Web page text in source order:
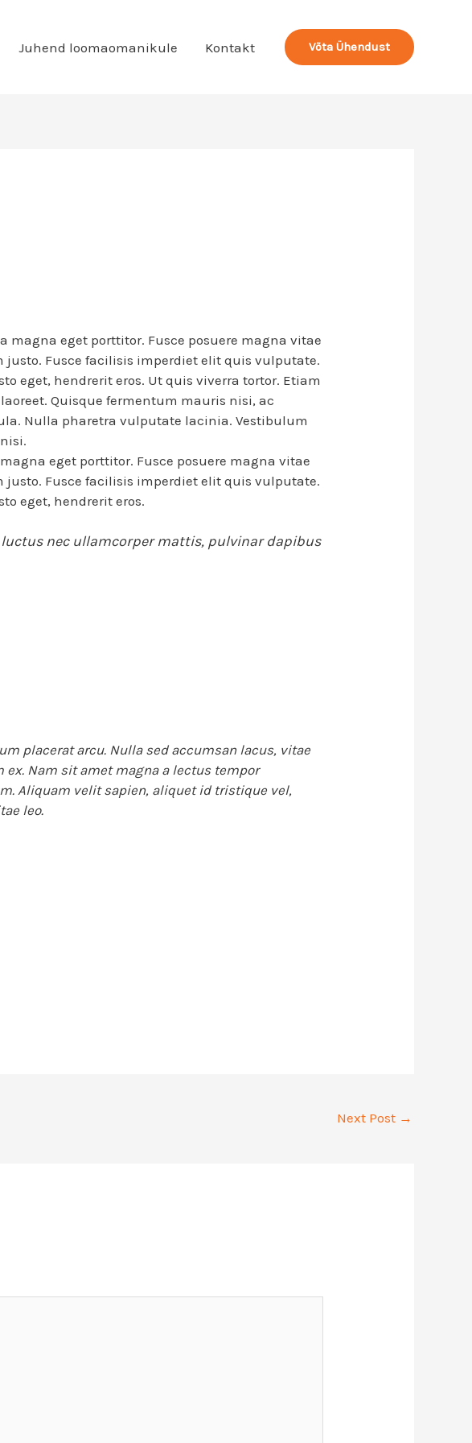
Juhend loomaomanikule Kontakt Võta Ühendust
eget porttitor. Fusce posuere magna vitae
Fusce facilisis imperdiet elit quis vulputate.
eget, hendrerit eros. Ut quis viverra tortor. Etiam
Quisque fermentum mauris nisi, ac
Nulla pharetra vulputate lacinia. Vestibulum
eget porttitor. Fusce posuere magna vitae
Fusce facilisis imperdiet elit quis vulputate.
eget, hendrerit eros.
nec ullamcorper mattis, pulvinar dapibus
placerat arcu. Nulla sed accumsan lacus, vitae
ex. Nam sit amet magna a lectus tempor
Aliquam velit sapien, aliquet id tristique vel,
leo.
Next Post →